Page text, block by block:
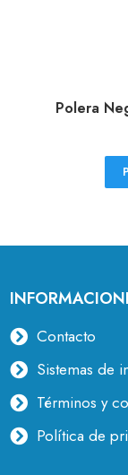
Polera
Contacto
Sistemas de
Términos y
Política de